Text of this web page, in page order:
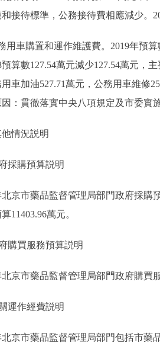
接待標準，公務接待費相應減少。
車購置和運作維護費。2019年預算
預算數127.54萬元減少127.54萬元，
車加油527.71萬元，公務用車維修
：貫徹落實中央八項規定及市委實
情況説明
購預算説明
市藥品監督管理局部門政府採購預
11403.96萬元。
買服務預算説明
市藥品監督管理局部門政府購買服
作經費説明
市藥品監督管理局部門包括市藥品